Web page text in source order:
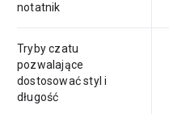
notatnik
Tryby czatu
pozwalające
dostosować styl i
długość